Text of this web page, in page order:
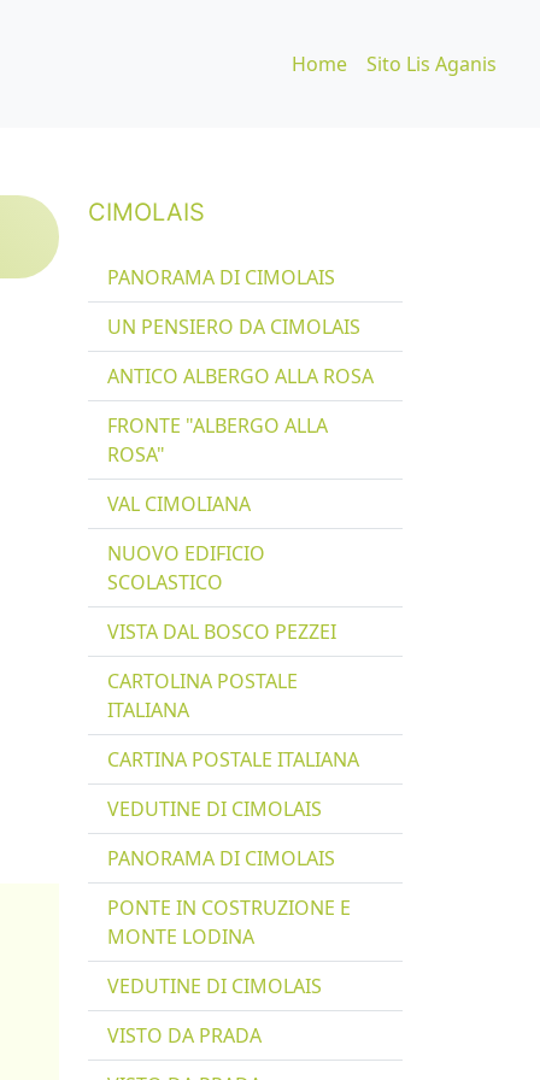
Home Sito Lis Aganis
CIMOLAIS
PANORAMA DI CIMOLAIS
UN PENSIERO DA CIMOLAIS
ANTICO ALBERGO ALLA ROSA
FRONTE "ALBERGO ALLA
ROSA"
VAL CIMOLIANA
NUOVO EDIFICIO
SCOLASTICO
VISTA DAL BOSCO PEZZEI
CARTOLINA POSTALE
ITALIANA
CARTINA POSTALE ITALIANA
VEDUTINE DI CIMOLAIS
PANORAMA DI CIMOLAIS
PONTE IN COSTRUZIONE E
MONTE LODINA
VEDUTINE DI CIMOLAIS
VISTO DA PRADA